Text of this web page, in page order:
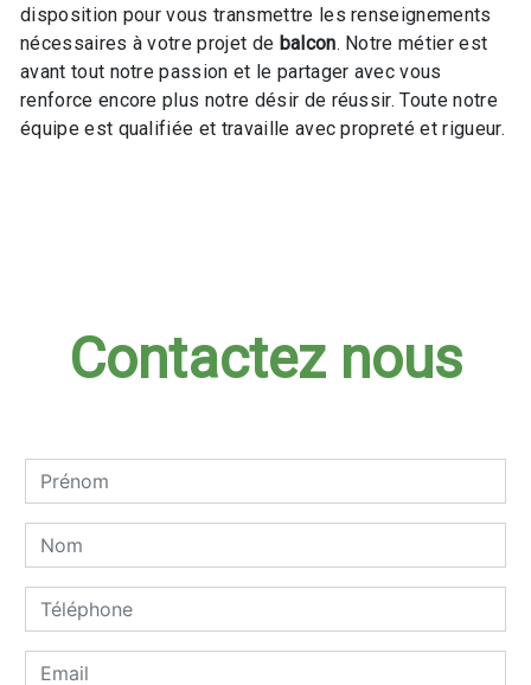
disposition pour vous transmettre les renseignements
nécessaires à votre projet de balcon. Notre métier est
avant tout notre passion et le partager avec vous
renforce encore plus notre désir de réussir. Toute notre
équipe est qualifiée et travaille avec propreté et rigueur.
Contactez nous